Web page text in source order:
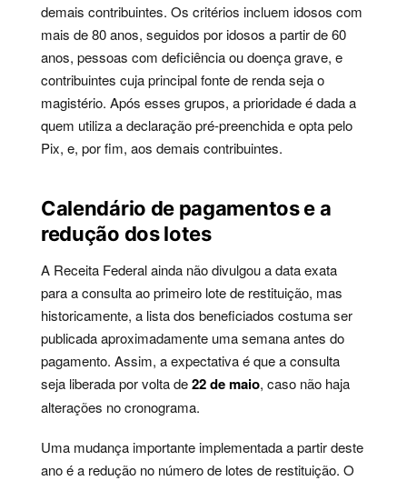
demais contribuintes. Os critérios incluem idosos com
mais de 80 anos, seguidos por idosos a partir de 60
anos, pessoas com deficiência ou doença grave, e
contribuintes cuja principal fonte de renda seja o
magistério. Após esses grupos, a prioridade é dada a
quem utiliza a declaração pré-preenchida e opta pelo
Pix, e, por fim, aos demais contribuintes.
Calendário de pagamentos e a
redução dos lotes
A Receita Federal ainda não divulgou a data exata
para a consulta ao primeiro lote de restituição, mas
historicamente, a lista dos beneficiados costuma ser
publicada aproximadamente uma semana antes do
pagamento. Assim, a expectativa é que a consulta
seja liberada por volta de22 de maio, caso não haja
alterações no cronograma.
Uma mudança importante implementada a partir deste
ano é a redução no número de lotes de restituição. O